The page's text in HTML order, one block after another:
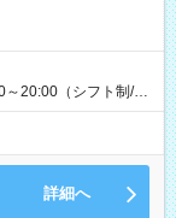
150個配達×25日勤務
～20:00（シフト制/実
も有り） ※配達状況
により多少の前後あ
詳細へ